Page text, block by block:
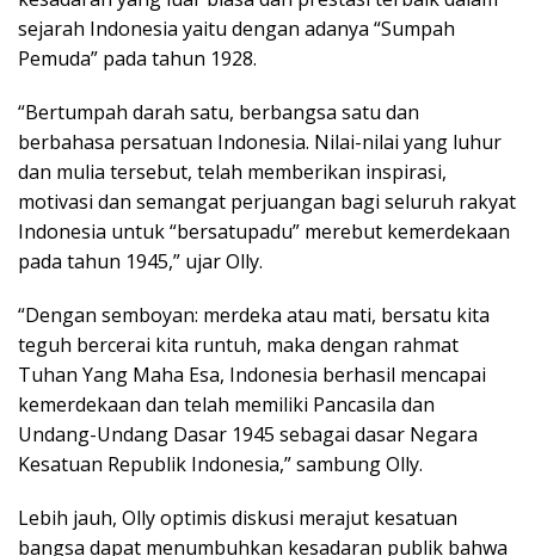
sejarah Indonesia yaitu dengan adanya “Sumpah
Pemuda” pada tahun 1928.
“Bertumpah darah satu, berbangsa satu dan
berbahasa persatuan Indonesia. Nilai-nilai yang luhur
dan mulia tersebut, telah memberikan inspirasi,
motivasi dan semangat perjuangan bagi seluruh rakyat
Indonesia untuk “bersatupadu” merebut kemerdekaan
pada tahun 1945,” ujar Olly.
“Dengan semboyan: merdeka atau mati, bersatu kita
teguh bercerai kita runtuh, maka dengan rahmat
Tuhan Yang Maha Esa, Indonesia berhasil mencapai
kemerdekaan dan telah memiliki Pancasila dan
Undang-Undang Dasar 1945 sebagai dasar Negara
Kesatuan Republik Indonesia,” sambung Olly.
Lebih jauh, Olly optimis diskusi merajut kesatuan
bangsa dapat menumbuhkan kesadaran publik bahwa